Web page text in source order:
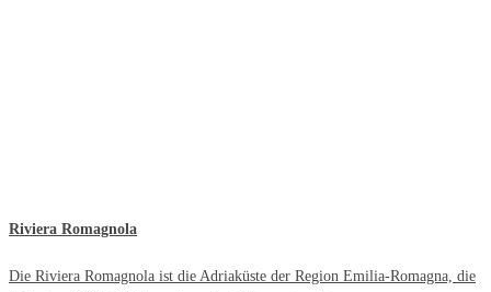
Riviera Romagnola
Die Riviera Romagnola ist die Adriaküste der Region Emilia-Romagna, die